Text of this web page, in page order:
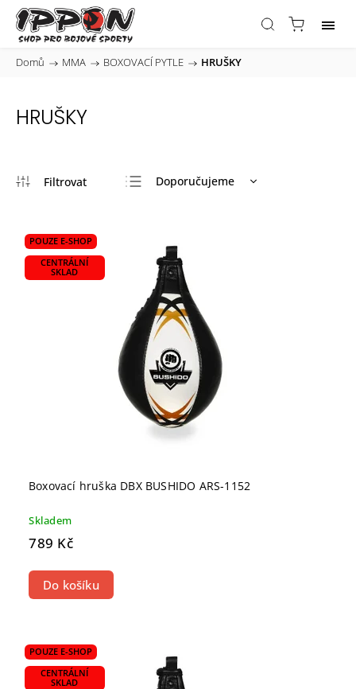
Domů / MMA / BOXOVACÍ PYTLE / HRUŠKY
HRUŠKY
Doporučujeme
Nejprodávanější
Abecedně
POUZE E-SHOP
CENTRÁLNÍ
SKLAD
Boxovací hruška DBX BUSHIDO ARS-1152
Skladem
789 Kč
Do košíku
POUZE E-SHOP
CENTRÁLNÍ
SKLAD